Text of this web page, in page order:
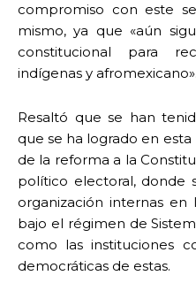
compromiso con este
mismo, ya que «aún
constitucional para
indígenas y afromexicano».
Resaltó que se han
que se ha logrado en
de la reforma a la
político electoral, donde
organización internas
bajo el régimen de
como las instituciones
democráticas de estas.